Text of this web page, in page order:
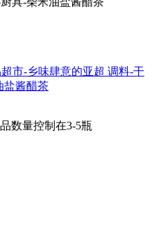
数量控制在3-5瓶